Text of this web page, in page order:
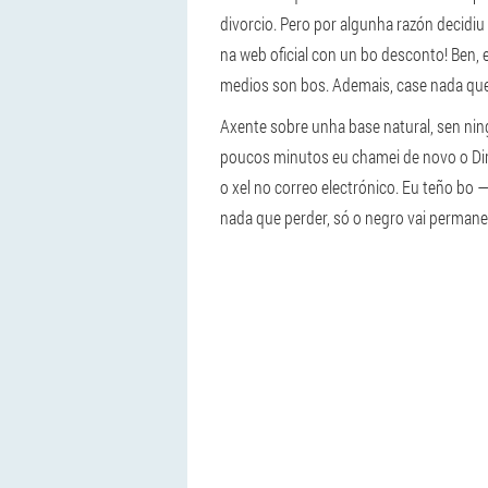
divorcio. Pero por algunha razón
na web oficial con un bo desconto!
medios son bos. Ademais, case nada
Axente sobre unha base natural, sen
poucos minutos eu chamei de novo o
o xel no correo electrónico. Eu teño bo
nada que perder, só o negro vai